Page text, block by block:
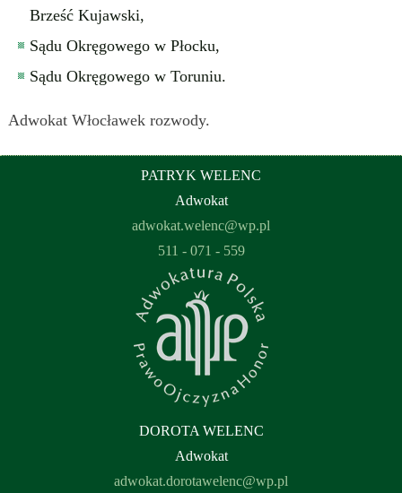
Brześć Kujawski,
Sądu Okręgowego w Płocku,
Sądu Okręgowego w Toruniu.
Adwokat Włocławek rozwody.
PATRYK WELENC
Adwokat
adwokat.welenc@wp.pl
511 - 071 - 559
DOROTA WELENC
Adwokat
adwokat.dorotawelenc@wp.pl